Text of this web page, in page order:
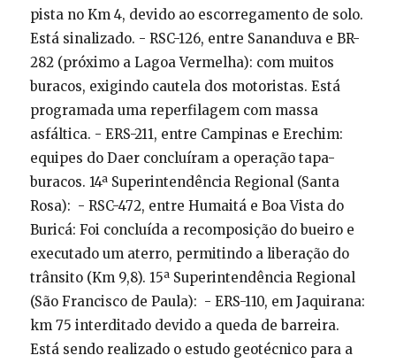
pista no Km 4, devido ao escorregamento de solo.
Está sinalizado. - RSC-126, entre Sananduva e BR-
282 (próximo a Lagoa Vermelha): com muitos
buracos, exigindo cautela dos motoristas. Está
programada uma reperfilagem com massa
asfáltica. - ERS-211, entre Campinas e Erechim:
equipes do Daer concluíram a operação tapa-
buracos. 14ª Superintendência Regional (Santa
Rosa): - RSC-472, entre Humaitá e Boa Vista do
Buricá: Foi concluída a recomposição do bueiro e
executado um aterro, permitindo a liberação do
trânsito (Km 9,8). 15ª Superintendência Regional
(São Francisco de Paula): - ERS-110, em Jaquirana:
km 75 interditado devido a queda de barreira.
Está sendo realizado o estudo geotécnico para a